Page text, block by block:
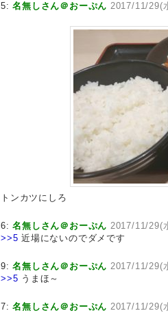
5:名無しさん＠おーぷん 2017/11/29(
トンカツにしろ
6:名無しさん＠おーぷん 2017/11/29(
>>5 近場にないのでダメです
9:名無しさん＠おーぷん 2017/11/29(
>>5 うまほ～
7:名無しさん＠おーぷん 2017/11/29(